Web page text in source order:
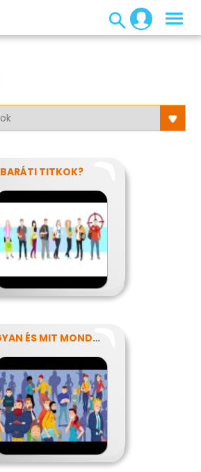
BARÁTI TITKOK?
HOGYAN ÉS MIT MONDJUNK?